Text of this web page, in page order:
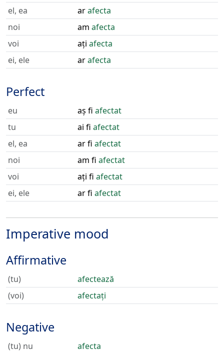
el, ea
arafecta
noi
am afecta
voi
ați afecta
ei, ele
arafecta
Perfect
eu aș fi afectat
tu
ai fi afectat
el, ea
ar fi afectat
noi
am fi afectat
voi
ați fi afectat
ei, ele
ar fi afectat
Imperative mood
Affirmative
(tu)
afectează
(voi)
afectați
Negative
(tu) nu
afecta